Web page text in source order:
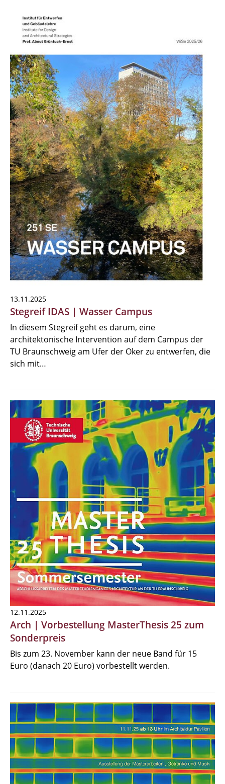
13.11.2025
Stegreif IDAS | Wasser Campus
In diesem Stegreif geht es darum, eine
architektonische Intervention auf dem Campus der
TU Braunschweig am Ufer der Oker zu entwerfen, die
sich mit…
12.11.2025
Arch | Vorbestellung MasterThesis 25 zum
Sonderpreis
Bis zum 23. November kann der neue Band für 15
Euro (danach 20 Euro) vorbestellt werden.